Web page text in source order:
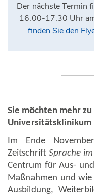
Der nächste Termin
16.00-17.30 Uhr
finden Sie den
Sie möchten mehr
Universitätsklinikum
Im Ende
Zeitschrift Sprache
Centrum für Aus-
Maßnahmen und
Ausbildung,